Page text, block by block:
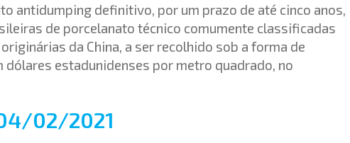
antidumping definitivo, por um prazo de até cinco anos,
de porcelanato técnico comumente classificadas
da China, a ser recolhido sob a forma de
estadunidenses por metro quadrado, no
04/02/2021